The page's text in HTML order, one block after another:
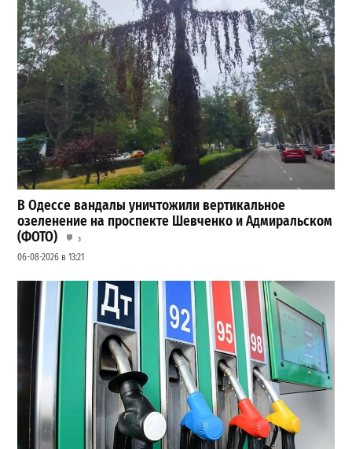
В Одессе вандалы уничтожили вертикальное
озеленение на проспекте Шевченко и Адмиральском
(ФОТО)
3
06-08-2026 в 13:21